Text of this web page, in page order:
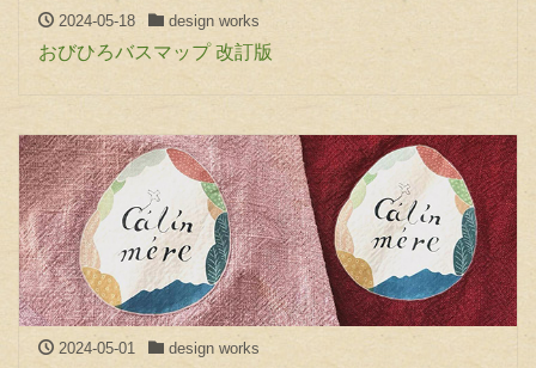
2024-05-18 design works
おびひろバスマップ 改訂版
2024-05-01 design works